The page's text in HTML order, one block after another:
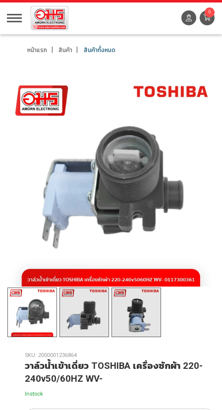
0
หน้าแรก สินค้า สินค้าทั้งหมด
SKU: 2000001236864
วาล์วน้ำเข้าเดี่ยว TOSHIBA เครื่องซักผ้า 220-
240v50/60HZ WV-
Instock